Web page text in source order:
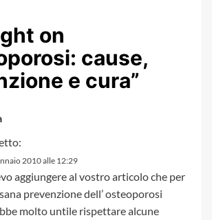
on
cause,
e cura”
2010 alle 12:29
aggiungere al vostro articolo che per
prevenzione dell’ osteoporosi
molto untile rispettare alcune